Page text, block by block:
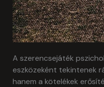
A szerencsejáték
eszközeként tekintenek
hanem a kötelékek